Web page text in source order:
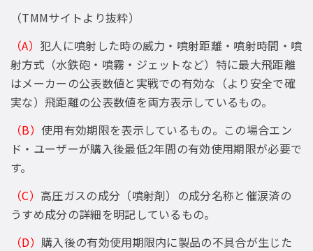
（TMMサイトより抜粋）
（A） 犯人に噴射した時の威力・噴射距離・噴射時間・噴
射方式（水鉄砲・噴霧・ジェットなど）特に最大飛距離
はメーカーの公表数値と実戦での有効な（より安全で確
実な）飛距離の公表数値を両方表示しているもの。
（B） 使用有効期限を表示しているもの。この場合エン
ド・ユーザーが購入後最低2年間の有効使用期限が必要で
す。
（C） 高圧ガスの成分（噴射剤）の成分名称と催涙済の
うすめ成分の詳細を明記しているもの。
（D） 購入後の有効使用期限内に製品の不具合が生じた